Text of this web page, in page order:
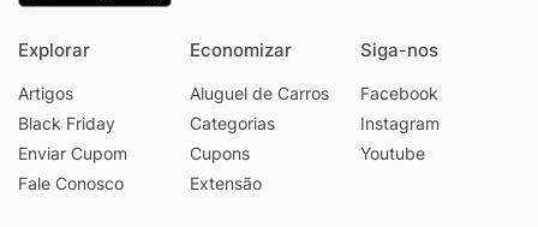
Explorar
Artigos
Black Friday
Enviar Cupom
Fale Conosco
Economizar
Aluguel de Carros
Categorias
Cupons
Extensão
Siga-nos
Facebook
Instagram
Youtube